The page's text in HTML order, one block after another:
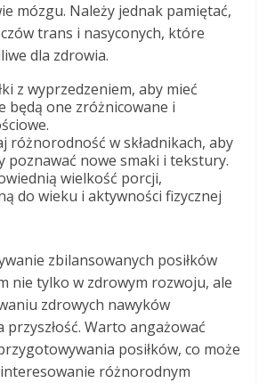
mózgu. Należy jednak pamiętać,
trans i nasyconych, które
dla zdrowia.
z wyprzedzeniem, aby mieć
będą one zróżnicowane i
różnorodność w składnikach, aby
poznawać nowe smaki i tekstury.
wielkość porcji,
do wieku i aktywności fizycznej
zbilansowanych posiłków
nie tylko w zdrowym rozwoju, ale
zdrowych nawyków
przyszłość. Warto angażować
posiłków, co może
różnorodnym